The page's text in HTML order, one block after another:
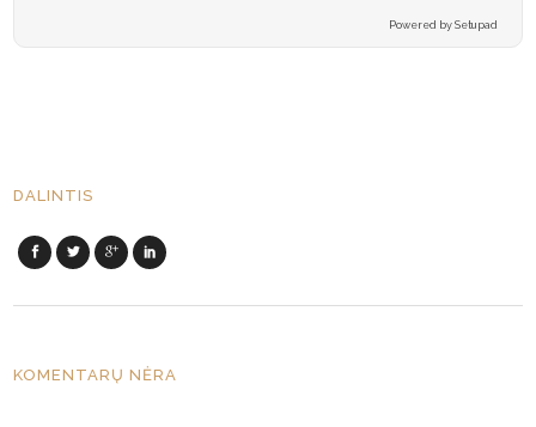
Powered by Setupad
DALINTIS
KOMENTARŲ NĖRA